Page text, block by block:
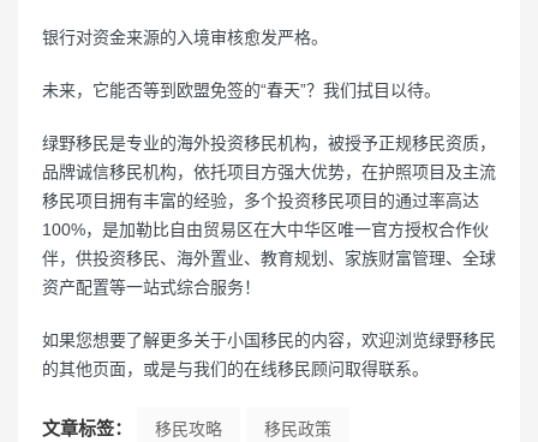
银行对资金来源的入境审核愈发严格。
未来，它能否等到欧盟免签的“春天”？我们拭目以待。
绿野移民是专业的海外投资移民机构，被授予正规移民资质，
品牌诚信移民机构，依托项目方强大优势，在护照项目及主流
移民项目拥有丰富的经验，多个投资移民项目的通过率高达
100%，是加勒比自由贸易区在大中华区唯一官方授权合作伙
伴，供投资移民、海外置业、教育规划、家族财富管理、全球
资产配置等一站式综合服务！
如果您想要了解更多关于小国移民的内容，欢迎浏览绿野移民
的其他页面，或是与我们的在线移民顾问取得联系。
文章标签： 移民攻略 移民政策